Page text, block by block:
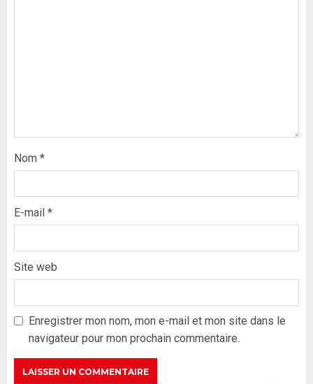
Nom *
E-mail *
Site web
Enregistrer mon nom, mon e-mail et mon site dans le
navigateur pour mon prochain commentaire.
Formation du nouveau
ses lignes rouges et met en
garde ses responsables
26 MAI 2026 0